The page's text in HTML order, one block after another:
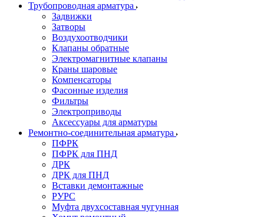
Трубопроводная арматура
Задвижки
Затворы
Воздухоотводчики
Клапаны обратные
Электромагнитные клапаны
Краны шаровые
Компенсаторы
Фасонные изделия
Фильтры
Электроприводы
Аксессуары для арматуры
Ремонтно-соединительная арматура
ПФРК
ПФРК для ПНД
ДРК
ДРК для ПНД
Вставки демонтажные
РУРС
Муфта двухсоставная чугунная